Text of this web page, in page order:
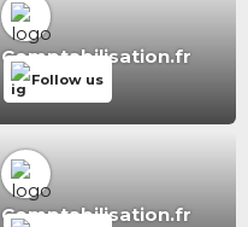
Comptabilisation.fr
Follow us
Comptabilisation.fr